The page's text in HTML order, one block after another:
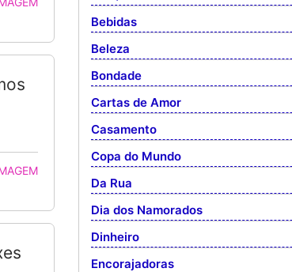
Bebidas
Beleza
Bondade
Cartas de Amor
Casamento
Copa do Mundo
Da Rua
Dia dos Namorados
Dinheiro
Encorajadoras